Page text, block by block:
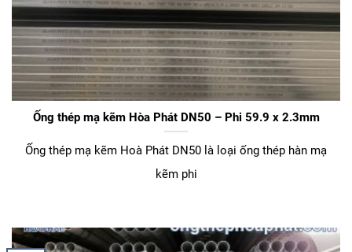
Ống thép mạ kẽm Hòa Phát DN50 – Phi 59.9 x 2.3mm
Ống thép mạ kẽm Hoà Phát DN50 là loại ống thép hàn mạ
kẽm phi